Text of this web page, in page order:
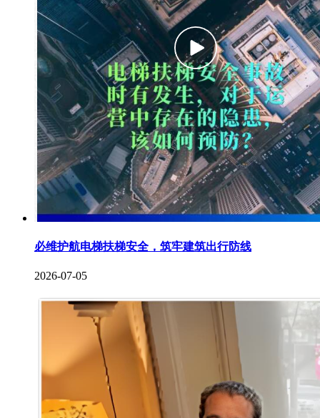
必维护航电梯扶梯安全，筑牢建筑出行防线
2026-07-05